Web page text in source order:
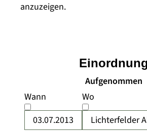
anzuzeigen.
Aufgenommen
Wann
03.07.2013
Wo
Lichterfelder
Einordnung